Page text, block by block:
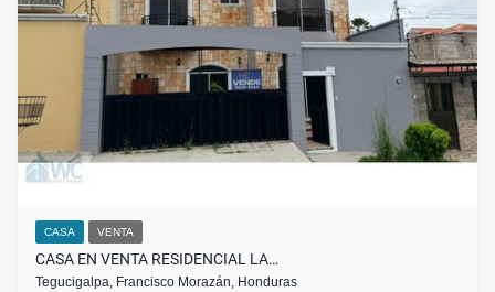
CASA VENTA
CASA EN VENTA RESIDENCIAL LA…
Tegucigalpa, Francisco Morazán, Honduras